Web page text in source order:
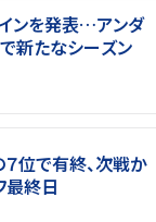
ンを発表…アンダ
新たなシーズン
位で有終、次戦か
終日